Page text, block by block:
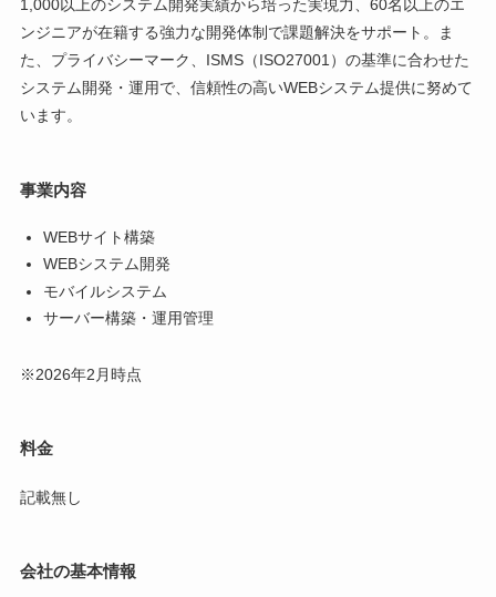
1,000以上のシステム開発実績から培った実現力、60名以上のエ
ンジニアが在籍する強力な開発体制で課題解決をサポート。ま
た、プライバシーマーク、ISMS（ISO27001）の基準に合わせた
システム開発・運用で、信頼性の高いWEBシステム提供に努めて
います。
事業内容
WEBサイト構築
WEBシステム開発
モバイルシステム
サーバー構築・運用管理
※2026年2月時点
料金
記載無し
会社の基本情報